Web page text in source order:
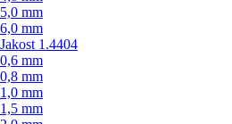
5,0 mm
6,0 mm
Jakost 1.4404
0,6 mm
0,8 mm
1,0 mm
1,5 mm